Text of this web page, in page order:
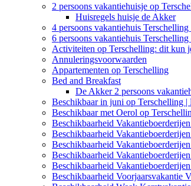
2 persoons vakantiehuisje op
Huisregels huisje de Akker
4 persoons vakantiehuis
6 persoons vakantiehuis
Activiteiten op Terschelling: dit kun
Annuleringsvoorwaarden
Appartementen op Terschelling
Bed and Breakfast
De Akker 2 persoons
Beschikbaar in juni op Terschelling |
Beschikbaar met Oerol op
Beschikbaarheid
Beschikbaarheid
Beschikbaarheid
Beschikbaarheid
Beschikbaarheid
Beschikbaarheid Voorjaarsvakantie